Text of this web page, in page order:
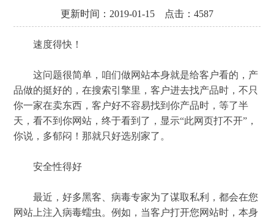
更新时间：2019-01-15 点击：4587
速度得快！
这问题很简单，咱们做网站本身就是给客户看的，产
品做的挺好的，在搜索引擎里，客户进去找产品时，不只
你一家在卖东西，客户好不容易找到你产品时，等了半
天，看不到你网站，终于看到了，显示“此网页打不开”，
你说，多郁闷！那就只好选别家了。
安全性得好
最近，好多黑客、病毒专家为了谋取私利，都会在您
网站上注入病毒蠕虫。例如，当客户打开您网站时，本身